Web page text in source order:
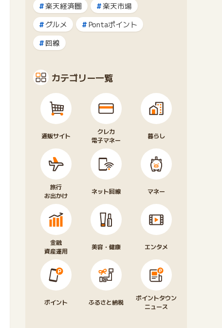
楽天経済圏
楽天市場
グルメ
Pontaポイント
回線
カテゴリー一覧
通販サイト
クレカ
電子マネー
暮らし
旅行
お出かけ
ネット回線 マネー
金融
資産運用
美容・健康 エンタメ
ポイント ふるさと納税
ポイントタウン
ニュース